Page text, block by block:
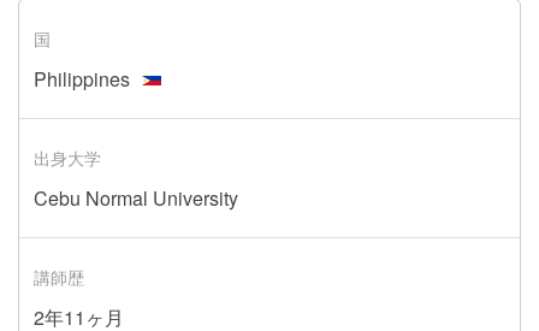
国
Philippines
出身大学
Cebu Normal University
講師歴
2年11ヶ月